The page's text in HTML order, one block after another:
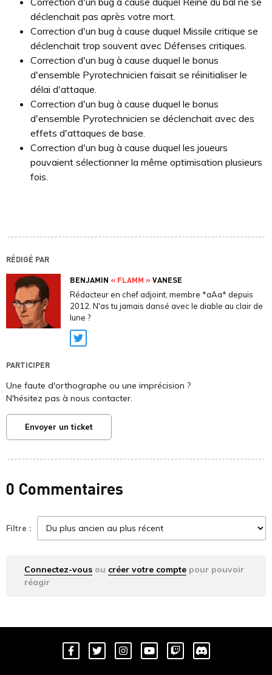
déclenchait pas après votre mort.
Correction d'un bug à cause duquel Missile critique se
déclenchait trop souvent avec Défenses critiques.
Correction d'un bug à cause duquel le bonus
d'ensemble Pyrotechnicien faisait se réinitialiser le
délai d'attaque.
Correction d'un bug à cause duquel le bonus
d'ensemble Pyrotechnicien se déclenchait avec des
effets d'attaques de base.
Correction d'un bug à cause duquel les joueurs
pouvaient sélectionner la même optimisation plusieurs
fois.
RÉDIGÉ PAR
BENJAMIN « FLAMM »VANESE
Rédacteur en chef adjoint, membre *aAa* depuis
2012. N'as tu jamais dansé avec le diable au clair de
lune ?
Twitter
PARTICIPER
Une faute d'orthographe ou une imprécision ?
N'hésitez pas à nous contacter.
Envoyer un ticket
0 Commentaires
Filtre :
Connectez-vous ou créer votre compte pour pouvoir
réagir